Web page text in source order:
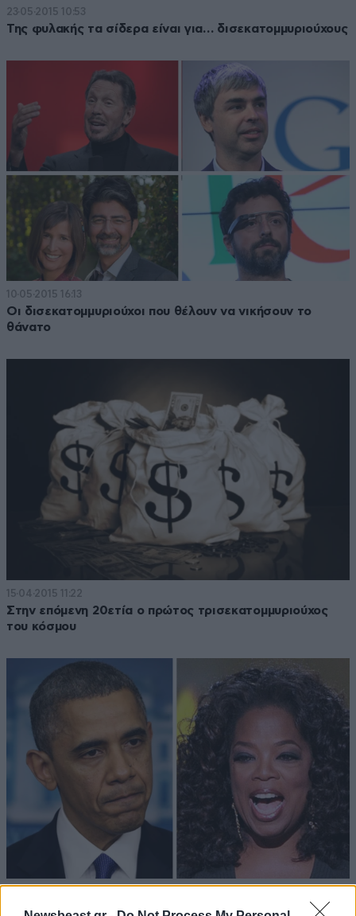
23·05·2015 10:53
Της φυλακής τα σίδερα είναι για… δισεκατομμυριούχους
10·05·2015 16:13
Οι δισεκατομμυριούχοι που θέλουν να νικήσουν το
θάνατο
15·04·2015 11:22
Στην επόμενη 20ετία ο πρώτος τρισεκατομμυριούχος
του κόσμου
Ταπεινές δουλειές πολύ πλούσιων ανθρώπων